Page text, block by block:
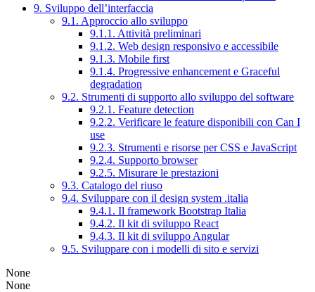
9. Sviluppo dell’interfaccia
9.1. Approccio allo sviluppo
9.1.1. Attività preliminari
9.1.2. Web design responsivo e accessibile
9.1.3. Mobile first
9.1.4. Progressive enhancement e Graceful
degradation
9.2. Strumenti di supporto allo sviluppo del software
9.2.1. Feature detection
9.2.2. Verificare le feature disponibili con Can I
use
9.2.3. Strumenti e risorse per CSS e JavaScript
9.2.4. Supporto browser
9.2.5. Misurare le prestazioni
9.3. Catalogo del riuso
9.4. Sviluppare con il design system .italia
9.4.1. Il framework Bootstrap Italia
9.4.2. Il kit di sviluppo React
9.4.3. Il kit di sviluppo Angular
9.5. Sviluppare con i modelli di sito e servizi
None
None